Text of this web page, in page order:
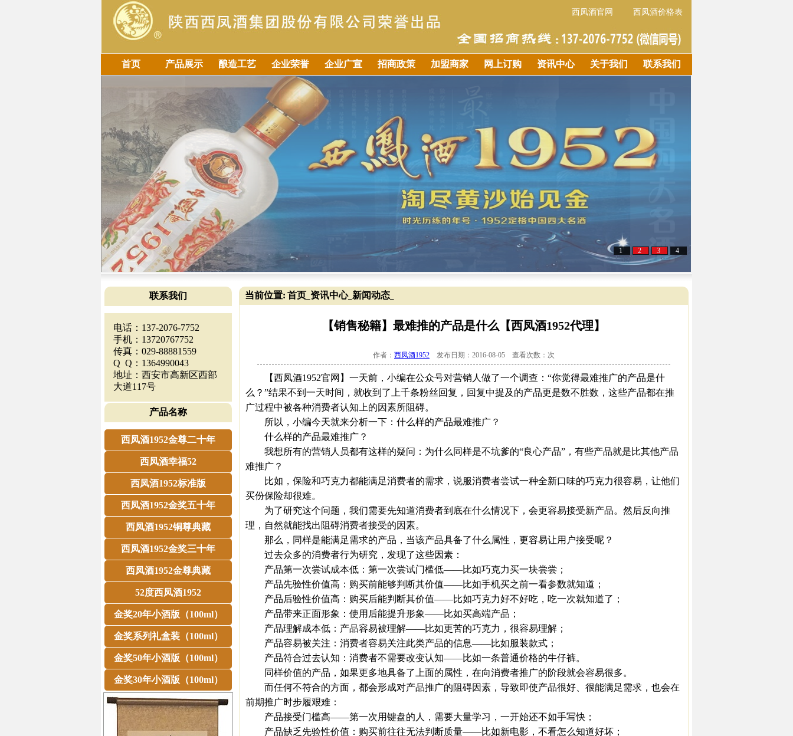
西凤酒官网 西凤酒价格表
首页 产品展示 酿造工艺 企业荣誉 企业广宣 招商政策 加盟商家 网上订购 资讯中心 关于我们 联系我们
1 2 3 4
联系我们
电话：137-2076-7752
手机：13720767752
传真：029-88881559
Q Q：1364990043
地址：西安市高新区西部
大道117号
产品名称
西凤酒1952金尊二十年
西凤酒幸福52
西凤酒1952标准版
西凤酒1952金奖五十年
西凤酒1952铜尊典藏
西凤酒1952金奖三十年
西凤酒1952金尊典藏
52度西凤酒1952
金奖20年小酒版（100ml）
金奖系列礼盒装（100ml）
金奖50年小酒版（100ml）
金奖30年小酒版（100ml）
当前位置: 首页 资讯中心_ 新闻动态
【销售秘籍】最难推的产品是什么【西凤酒1952代理】
作者： 西凤酒1952 发布日期：2016-08-05 查看次数： 次
【西凤酒1952官网】一天前，小编在公众号对营销人做了一个调查：“你觉得最难推广的产品是什
么？”结果不到一天时间，就收到了上千条粉丝回复，回复中提及的产品更是数不胜数，这些产品都在推
广过程中被各种消费者认知上的因素所阻碍。
所以，小编今天就来分析一下：什么样的产品最难推广？
什么样的产品最难推广？
我想所有的营销人员都有这样的疑问：为什么同样是不坑爹的“良心产品”，有些产品就是比其他产品
难推广？
比如，保险和巧克力都能满足消费者的需求，说服消费者尝试一种全新口味的巧克力很容易，让他们
买份保险却很难。
为了研究这个问题，我们需要先知道消费者到底在什么情况下，会更容易接受新产品。然后反向推
理，自然就能找出阻碍消费者接受的因素。
那么，同样是能满足需求的产品，当该产品具备了什么属性，更容易让用户接受呢？
过去众多的消费者行为研究，发现了这些因素：
产品第一次尝试成本低：第一次尝试门槛低——比如巧克力买一块尝尝；
产品先验性价值高：购买前能够判断其价值——比如手机买之前一看参数就知道；
产品后验性价值高：购买后能判断其价值——比如巧克力好不好吃，吃一次就知道了；
产品带来正面形象：使用后能提升形象——比如买高端产品；
产品理解成本低：产品容易被理解——比如更苦的巧克力，很容易理解；
产品容易被关注：消费者容易关注此类产品的信息——比如服装款式；
产品符合过去认知：消费者不需要改变认知——比如一条普通价格的牛仔裤。
同样价值的产品，如果更多地具备了上面的属性，在向消费者推广的阶段就会容易很多。
而任何不符合的方面，都会形成对产品推广的阻碍因素，导致即使产品很好、很能满足需求，也会在
前期推广时步履艰难：
产品接受门槛高——第一次用键盘的人，需要大量学习，一开始还不如手写快；
产品缺乏先验性价值：购买前往往无法判断质量——比如新电影，不看怎么知道好坏；